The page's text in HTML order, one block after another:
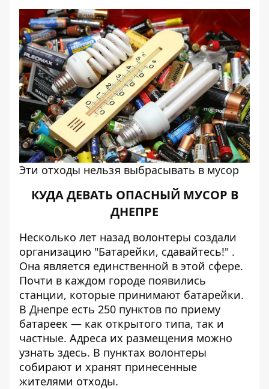
Эти отходы нельзя выбрасывать в мусор
КУДА ДЕВАТЬ ОПАСНЫЙ МУСОР В
ДНЕПРЕ
Несколько лет назад волонтеры создали
организацию "Батарейки, сдавайтесь!" .
Она является единственной в этой сфере.
Почти в каждом городе появились
станции, которые принимают батарейки.
В Днепре есть 250 пунктов по приему
батареек — как открытого типа, так и
частные. Адреса их размещения можно
узнать здесь. В пунктах волонтеры
собирают и хранят принесенные
жителями отходы.